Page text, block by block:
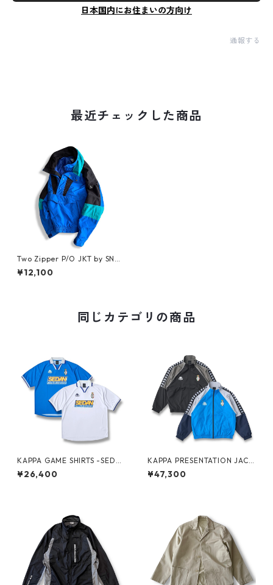
日本国内にお住まいの方向け
通報する
最近チェックした商品
Two Zipper P/O JKT by SNO
W LION
¥12,100
同じカテゴリの商品
KAPPA GAME SHIRTS -SEDA
N ALL-PURPOSE-
¥26,400
KAPPA PRESENTATION JACK
ET -SEDAN ALL-PURPOSE-
¥47,300